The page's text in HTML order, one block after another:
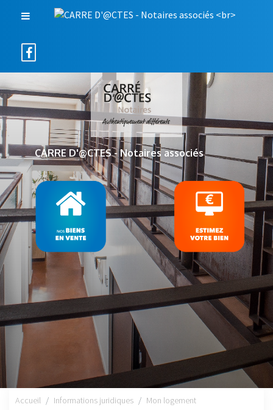
CARRE D'@CTES - Notaires associés
Accueil Informations juridiques Mon logement